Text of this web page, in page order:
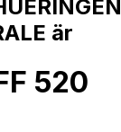
är
520